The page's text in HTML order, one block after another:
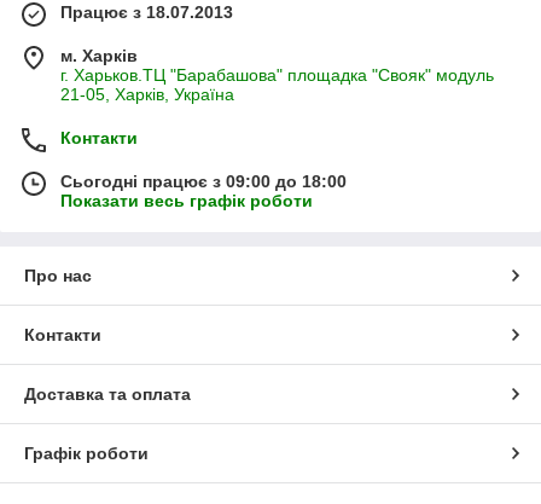
Працює з 18.07.2013
м. Харків
г. Харьков.ТЦ "Барабашова" площадка "Свояк" модуль
21-05, Харків, Україна
Контакти
Сьогодні працює з 09:00 до 18:00
Показати весь графік роботи
Про нас
Контакти
Доставка та оплата
Графік роботи